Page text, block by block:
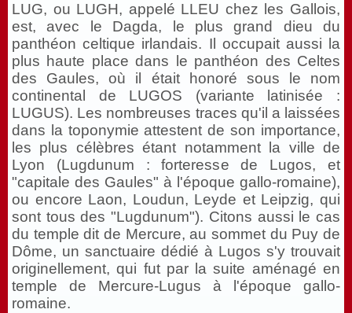
LUG, ou LUGH, appelé LLEU chez les Gallois,
est, avec le Dagda, le plus grand dieu du
panthéon celtique irlandais. Il occupait aussi la
plus haute place dans le panthéon des Celtes
des Gaules, où il était honoré sous le nom
continental de LUGOS (variante latinisée :
LUGUS). Les nombreuses traces qu'il a laissées
dans la toponymie attestent de son importance,
les plus célèbres étant notamment la ville de
Lyon (Lugdunum : forteresse de Lugos, et
"capitale des Gaules" à l'époque gallo-romaine),
ou encore Laon, Loudun, Leyde et Leipzig, qui
sont tous des "Lugdunum"). Citons aussi le cas
du temple dit de Mercure, au sommet du Puy de
Dôme, un sanctuaire dédié à Lugos s'y trouvait
originellement, qui fut par la suite aménagé en
temple de Mercure-Lugus à l'époque gallo-
romaine.